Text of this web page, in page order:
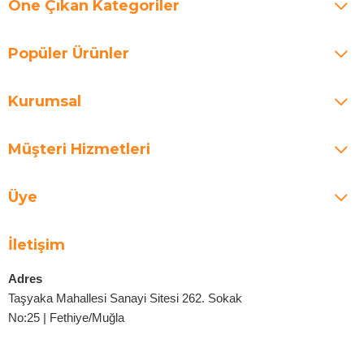
Öne Çıkan Kategoriler
Popüler Ürünler
Kurumsal
Müşteri Hizmetleri
Üye
İletişim
Adres
Taşyaka Mahallesi Sanayi Sitesi 262. Sokak
No:25 | Fethiye/Muğla